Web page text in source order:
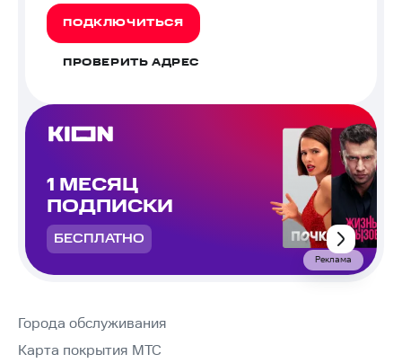
ПОДКЛЮЧИТЬСЯ
ПРОВЕРИТЬ АДРЕС
1 МЕСЯЦ
ПОДПИСКИ
БЕСПЛАТНО
Реклама
Города обслуживания
Карта покрытия МТС